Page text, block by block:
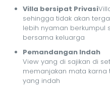
Villa bersipat Privasi
sehingga tidak akan
lebih nyaman berkumpul
bersama keluarga
Pemandangan Indah
View yang di sajikan di
memanjakan mata
yang indah